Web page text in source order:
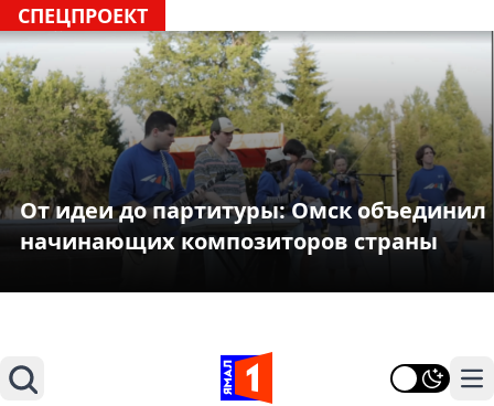
СПЕЦПРОЕКТ
От идеи до партитуры: Омск объединил
начинающих композиторов страны
Поиск